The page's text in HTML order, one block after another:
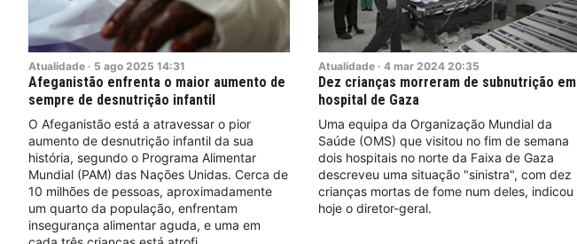
Atualidade · 5 ago 2025 14:31
Afeganistão enfrenta o maior aumento de
sempre de desnutrição infantil
O Afeganistão está a atravessar o pior
aumento de desnutrição infantil da sua
história, segundo o Programa Alimentar
Mundial (PAM) das Nações Unidas. Cerca de
10 milhões de pessoas, aproximadamente
um quarto da população, enfrentam
insegurança alimentar aguda, e uma em
Atualidade · 4 mar 2024 20:35
Dez crianças morreram de subnutrição em
hospital de Gaza
Uma equipa da Organização Mundial da
Saúde (OMS) que visitou no fim de semana
dois hospitais no norte da Faixa de Gaza
descreveu uma situação "sinistra", com dez
crianças mortas de fome num deles, indicou
hoje o diretor-geral.